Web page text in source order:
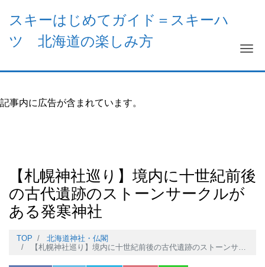
スキーはじめてガイド＝スキーハ
ツ 北海道の楽しみ方
記事内に広告が含まれています。
【札幌神社巡り】境内に十世紀前後
の古代遺跡のストーンサークルが
ある発寒神社
TOP
北海道神社・仏閣
【札幌神社巡り】境内に十世紀前後の古代遺跡のストーンサークルがある発寒神社